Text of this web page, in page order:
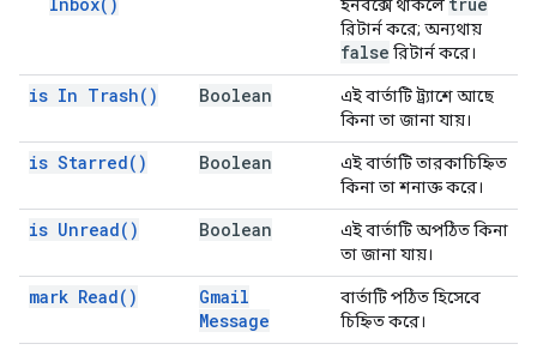
ইনবক্সে থাকলে
রিটার্ন করে; অন্যথায়
false রিটার্ন করে।
is In Trash( ) Boolean
এই বার্তাটি ট্র্যাশে আছে
কিনা তা জানা যায়।
is Starred( ) Boolean
এই বার্তাটি তারকাচিহ্নিত
কিনা তা শনাক্ত করে।
is Unread( ) Boolean
এই বার্তাটি অপঠিত কিনা
তা জানা যায়।
mark Read( )
Gmail
Message
বার্তাটি পঠিত হিসেবে
চিহ্নিত করে।